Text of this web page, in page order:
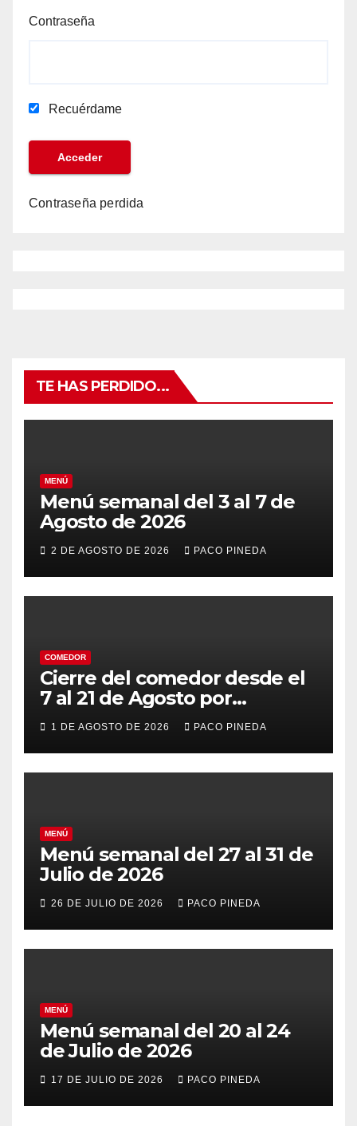
Contraseña
Recuérdame
Contraseña perdida
TE HAS PERDIDO...
MENÚ
Menú semanal del 3 al 7 de
Agosto de 2026
2 DE AGOSTO DE 2026 PACO PINEDA
COMEDOR
Cierre del comedor desde el
7 al 21 de Agosto por
vacaciones
1 DE AGOSTO DE 2026 PACO PINEDA
MENÚ
Menú semanal del 27 al 31 de
Julio de 2026
26 DE JULIO DE 2026 PACO PINEDA
MENÚ
Menú semanal del 20 al 24
de Julio de 2026
17 DE JULIO DE 2026 PACO PINEDA